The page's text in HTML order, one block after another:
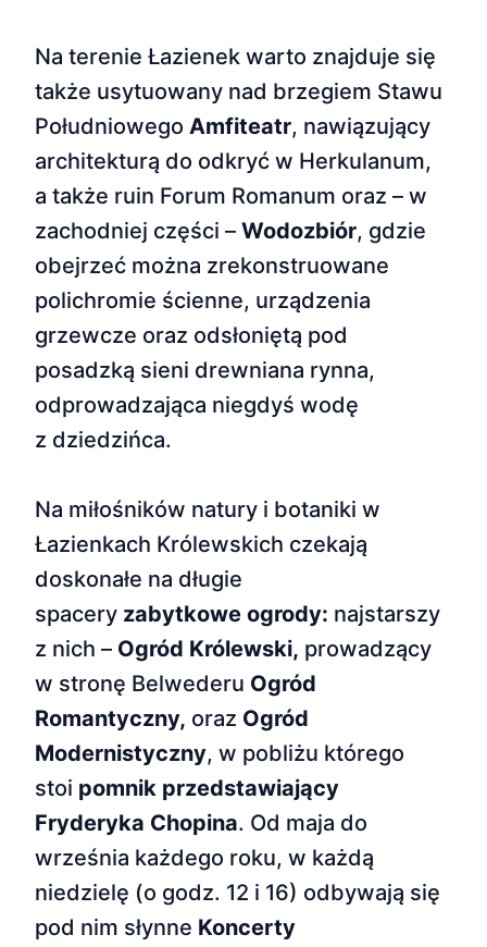
Na terenie Łazienek warto znajduje się
także usytuowany nad brzegiem Stawu
Południowego Amfiteatr, nawiązujący
architekturą do odkryć w Herkulanum,
a także ruin Forum Romanum oraz – w
zachodniej części – Wodozbiór, gdzie
obejrzeć można zrekonstruowane
polichromie ścienne, urządzenia
grzewcze oraz odsłoniętą pod
posadzką sieni drewniana rynna,
odprowadzająca niegdyś wodę
z dziedzińca.
Na miłośników natury i botaniki w
Łazienkach Królewskich czekają
doskonałe na długie
spacery zabytkowe ogrody: najstarszy
z nich – Ogród Królewski, prowadzący
w stronę Belwederu Ogród
Romantyczny, oraz Ogród
Modernistyczny, w pobliżu którego
stoi pomnik przedstawiający
Fryderyka Chopina. Od maja do
września każdego roku, w każdą
niedzielę (o godz. 12 i 16) odbywają się
pod nim słynne Koncerty